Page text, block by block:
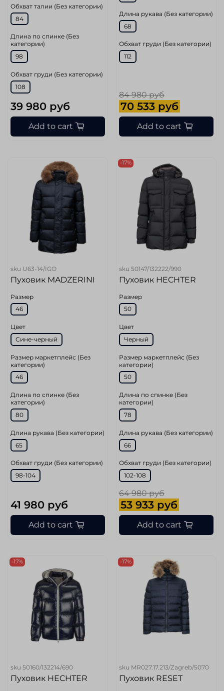
Обхват талии (Без категории)
84
Длина по спинке (Без
категории)
98
Обхват груди (Без категории)
108
39 980 руб
Add to cart
Длина рукава (Без категории)
68
Обхват груди (Без категории)
112
84 980 руб
70 533 руб
Add to cart
sku U63-14/IGO
Пуховик MADZERINI
Размер
46
Цвет
Сине-черный
Размер маркетплейс (Без
категории)
46
Длина по спинке (Без
категории)
80
Длина рукава (Без категории)
65
Обхват груди (Без категории)
98-104
41 980 руб
Add to cart
-17%
sku 50147/132222/990
Пуховик HECHTER
Размер
50
Цвет
Черный
Размер маркетплейс (Без
категории)
50
Длина по спинке (Без
категории)
78
Длина рукава (Без категории)
66
Обхват груди (Без категории)
102-108
64 980 руб
53 933 руб
Add to cart
-17%
sku 50160/132214/690
Пуховик HECHTER
-17%
sku MR027.17.213/Zagreb/5070
Пуховик RESET